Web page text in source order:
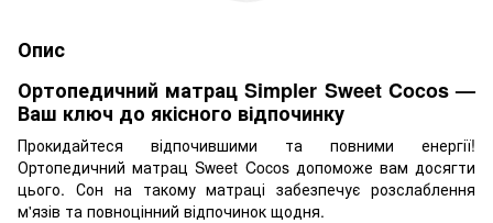
Опис
Ортопедичний матрац Simpler Sweet Cocos —
Ваш ключ до якісного відпочинку
Прокидайтеся відпочившими та повними енергії!
Ортопедичний матрац Sweet Cocos допоможе вам досягти
цього. Сон на такому матраці забезпечує розслаблення
м'язів та повноцінний відпочинок щодня.